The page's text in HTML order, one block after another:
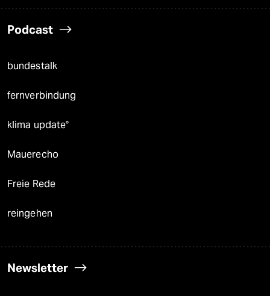
Podcast
bundestalk
fernverbindung
klima update°
Mauerecho
Freie Rede
reingehen
Newsletter